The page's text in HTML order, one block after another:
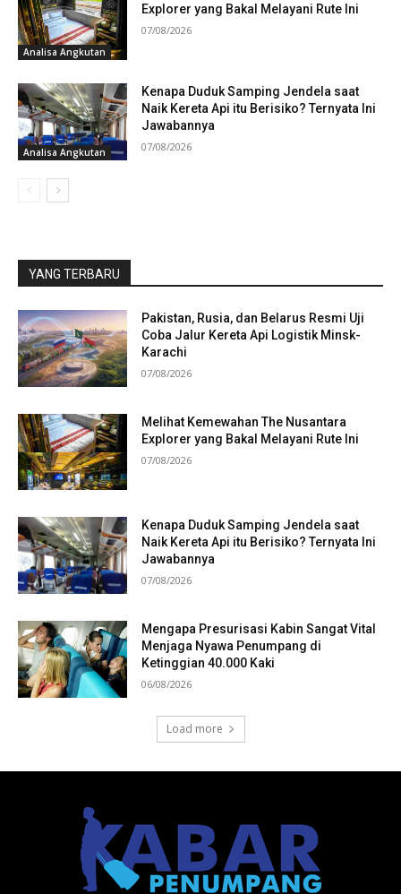
Analisa Angkutan
Explorer yang Bakal Melayani Rute Ini
07/08/2026
Analisa Angkutan
Kenapa Duduk Samping Jendela saat
Naik Kereta Api itu Berisiko? Ternyata Ini
Jawabannya
07/08/2026
YANG TERBARU
Pakistan, Rusia, dan Belarus Resmi Uji
Coba Jalur Kereta Api Logistik Minsk-
Karachi
07/08/2026
Melihat Kemewahan The Nusantara
Explorer yang Bakal Melayani Rute Ini
07/08/2026
Kenapa Duduk Samping Jendela saat
Naik Kereta Api itu Berisiko? Ternyata Ini
Jawabannya
07/08/2026
Mengapa Presurisasi Kabin Sangat Vital
Menjaga Nyawa Penumpang di
Ketinggian 40.000 Kaki
06/08/2026
Load more